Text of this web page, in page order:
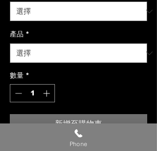
產品 *
數量 *
新增至購物車
Phone